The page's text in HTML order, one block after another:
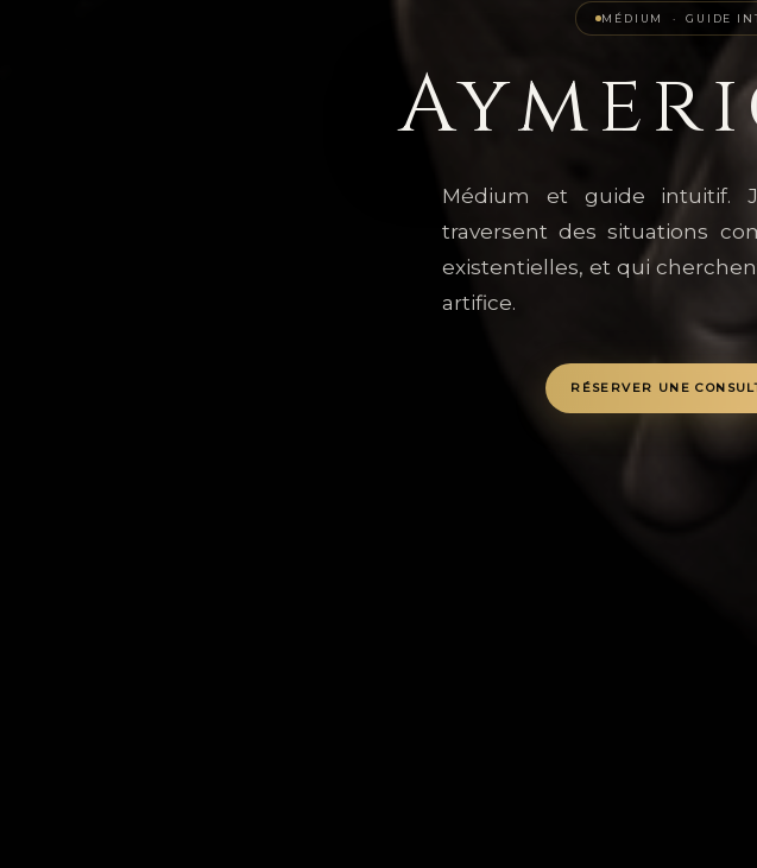
MÉDIUM · GUIDE
Médium et guide intuitif.
traversent des situations
existentielles, et qui
artifice.
RÉSERVER UNE